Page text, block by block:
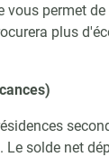
permet
plus
solde net